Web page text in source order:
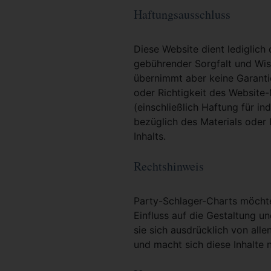
Haftungsausschluss
Diese Website dient
gebührender Sorgfalt und
übernimmt aber keine
oder Richtigkeit des
(einschließlich Haftung für
bezüglich des Materials
Inhalts.
Rechtshinweis
Party-Schlager-Charts
Einfluss auf die Gestaltung
sie sich ausdrücklich von
und macht sich diese Inhalte